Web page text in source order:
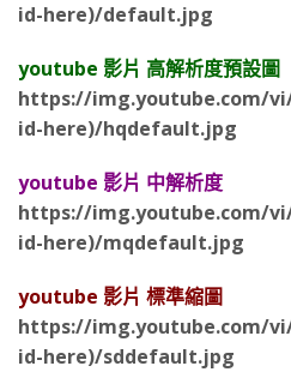
id-here)/default.jpg
youtube 影片 高解析度預設圖
https://img.youtube.com/
id-here)/hqdefault.jpg
youtube 影片 中解析度
https://img.youtube.com/
id-here)/mqdefault.jpg
youtube 影片 標準縮圖
https://img.youtube.com/
id-here)/sddefault.jpg